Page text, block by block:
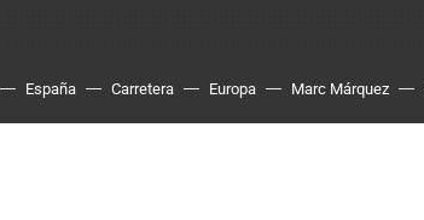
España Carretera Europa Marc Márquez